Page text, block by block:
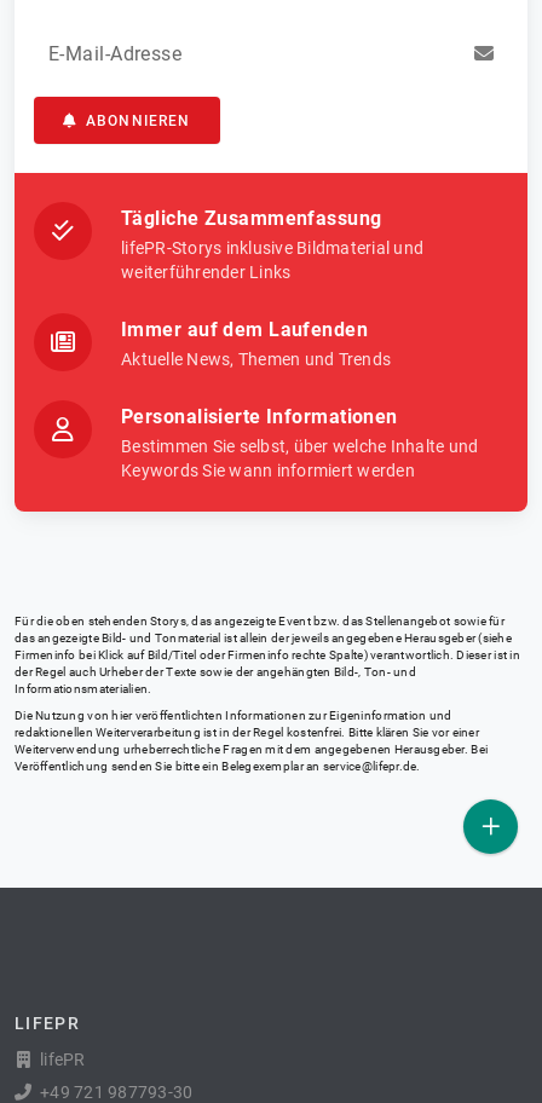
E-Mail-Adresse
ABONNIEREN
Tägliche Zusammenfassung
lifePR-Storys inklusive Bildmaterial und
weiterführender Links
Immer auf dem Laufenden
Aktuelle News, Themen und Trends
Personalisierte Informationen
Bestimmen Sie selbst, über welche Inhalte und
Keywords Sie wann informiert werden
Für die oben stehenden Storys, das angezeigte Event bzw. das Stellenangebot sowie für
das angezeigte Bild- und Tonmaterial ist allein der jeweils angegebene Herausgeber (siehe
Firmeninfo bei Klick auf Bild/Titel oder Firmeninfo rechte Spalte) verantwortlich. Dieser ist in
der Regel auch Urheber der Texte sowie der angehängten Bild-, Ton- und
Informationsmaterialien.
Die Nutzung von hier veröffentlichten Informationen zur Eigeninformation und
redaktionellen Weiterverarbeitung ist in der Regel kostenfrei. Bitte klären Sie vor einer
Weiterverwendung urheberrechtliche Fragen mit dem angegebenen Herausgeber. Bei
Veröffentlichung senden Sie bitte ein Belegexemplar an service@lifepr.de
LIFEPR
lifePR
+49 721 987793-30